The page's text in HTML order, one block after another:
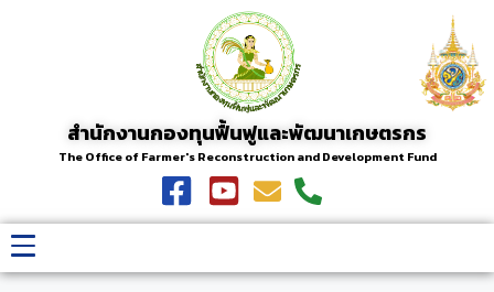
สำนักงานกองทุนฟื้นฟูและพัฒนาเกษตรกร
The Office of Farmer's Reconstruction and Development Fund